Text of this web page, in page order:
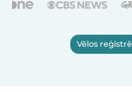
Vēlos